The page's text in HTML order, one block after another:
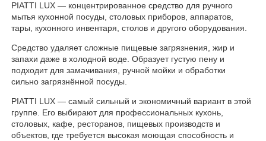
PIATTI LUX — концентрированное средство для ручного
мытья кухонной посуды, столовых приборов, аппаратов,
тары, кухонного инвентаря, столов и другого оборудования.
Средство удаляет сложные пищевые загрязнения, жир и
запахи даже в холодной воде. Образует густую пену и
подходит для замачивания, ручной мойки и обработки
сильно загрязнённой посуды.
PIATTI LUX — самый сильный и экономичный вариант в этой
группе. Его выбирают для профессиональных кухонь,
столовых, кафе, ресторанов, пищевых производств и
объектов, где требуется высокая моющая способность и